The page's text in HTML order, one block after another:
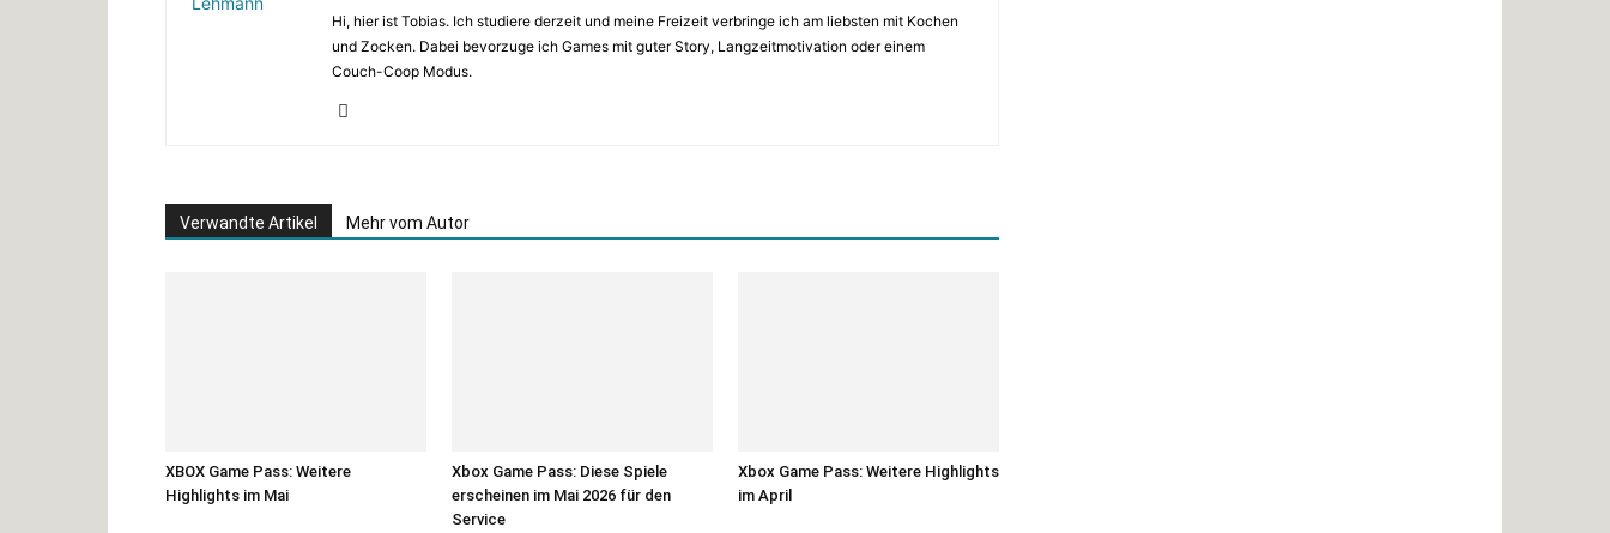
Hi, hier ist Tobias. Ich studiere derzeit und meine Freizeit verbringe ich am liebsten mit Kochen
und Zocken. Dabei bevorzuge ich Games mit guter Story, Langzeitmotivation oder einem
Couch-Coop Modus.
Verwandte Artikel Mehr vom Autor
XBOX Game Pass: Weitere
Highlights im Mai
Xbox Game Pass: Diese Spiele
erscheinen im Mai 2026 für den
Service
Xbox Game Pass: Weitere Highlights
im April